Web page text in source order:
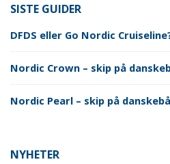
SISTE GUIDER
DFDS eller Go Nordic
Nordic Crown – skip på
Nordic Pearl – skip på
NYHETER